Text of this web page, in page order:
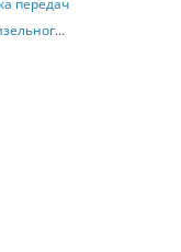
передач